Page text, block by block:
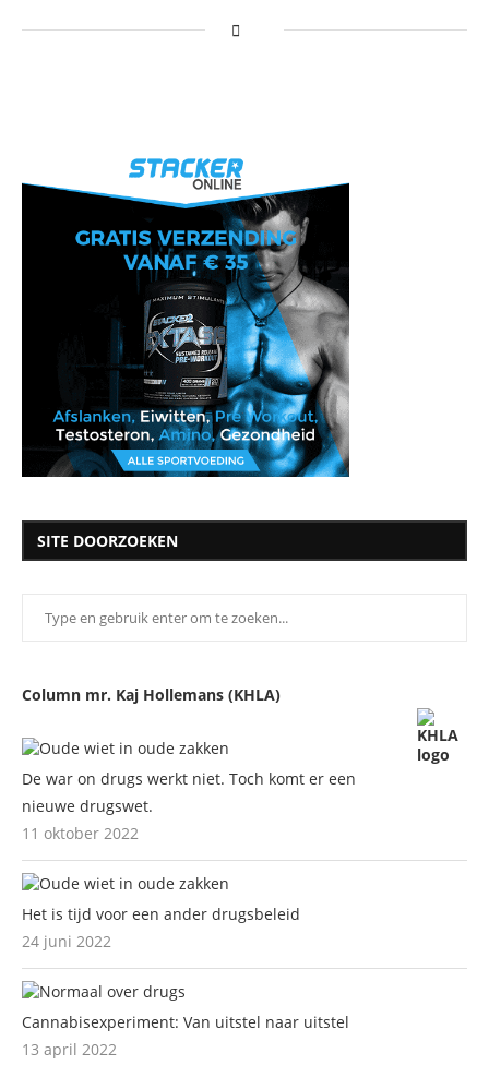
SITE DOORZOEKEN
Column mr. Kaj Hollemans (KHLA)
De war on drugs werkt niet. Toch komt er een
nieuwe drugswet.
11 oktober 2022
Het is tijd voor een ander drugsbeleid
24 juni 2022
Cannabisexperiment: Van uitstel naar uitstel
13 april 2022